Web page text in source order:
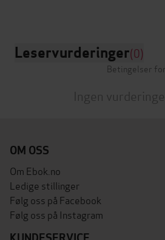
Leservurderinger(0)
Betingelser
Ingen
OM OSS
Om Ebok.no
Ledige stillinger
Følg oss på Facebook
Følg oss på Instagram